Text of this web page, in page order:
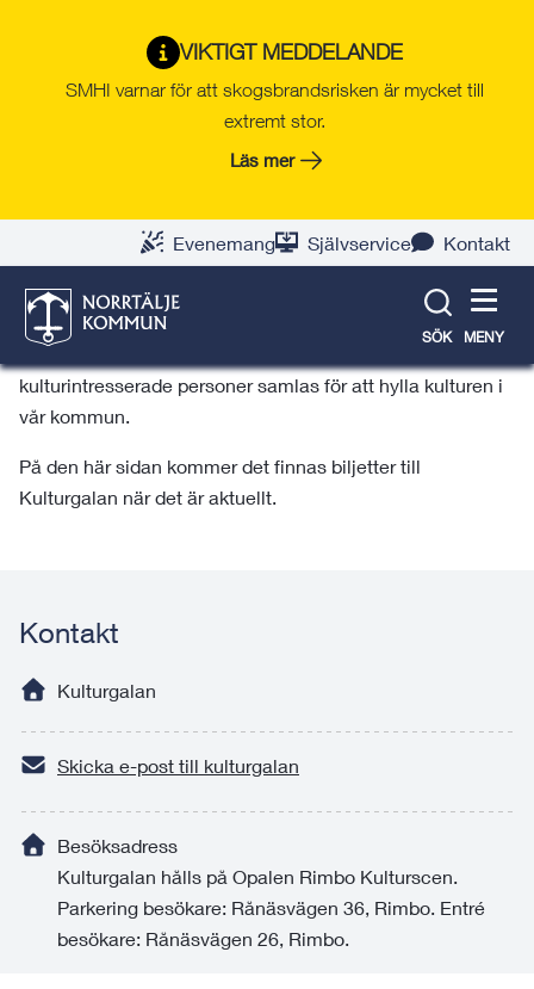
VIKTIGT MEDDELANDE
SMHI varnar för att skogsbrandsrisken är mycket till
extremt stor.
Läs mer
Evenemang Självservice Kontakt
SÖK MENY
Kulturgalan
På den här sidan kommer det finnas biljetter till
Kulturgalan när det är aktuellt.
Kulturgalan är den årliga höjdpunkten för Norrtälje
kommuns kulturliv, då flera hundra kulturutövare och
kulturintresserade personer samlas för att hylla kulturen i
vår kommun.
På den här sidan kommer det finnas biljetter till
Kulturgalan när det är aktuellt.
Kontakt
Kulturgalan
Skicka e-post till kulturgalan
Besöksadress
Kulturgalan hålls på Opalen Rimbo Kulturscen.
Parkering besökare: Rånäsvägen 36, Rimbo. Entré
besökare: Rånäsvägen 26, Rimbo.